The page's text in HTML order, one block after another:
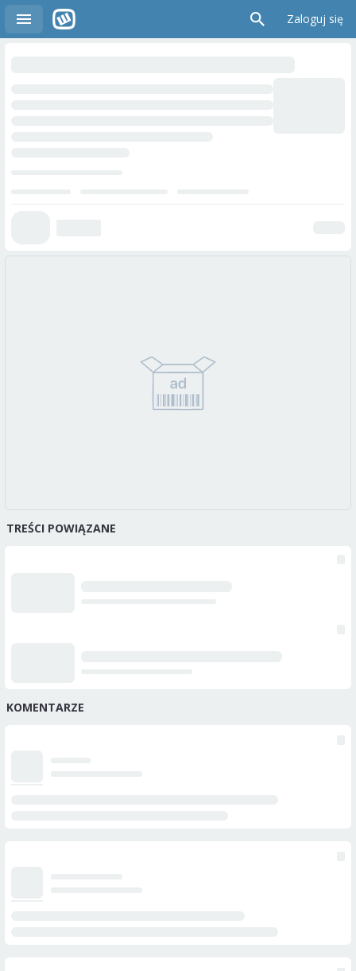
Zaloguj się
TREŚCI POWIĄZANE
KOMENTARZE